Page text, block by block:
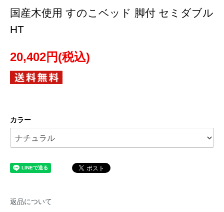
国産木使用 すのこベッド 脚付 セミダブル
HT
20,402円(税込)
カラー
返品について